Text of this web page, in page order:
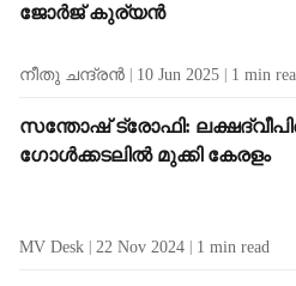
ജോർജ് കുര്യൻ
നീതു ചന്ദ്രൻ 10 Jun 2025 1 min
സന്തോഷ് ട്രോഫി:
ഗോൾക്കടലിൽ മുക്കി കേരളം
MV Desk 22 Nov 2024 1 min read